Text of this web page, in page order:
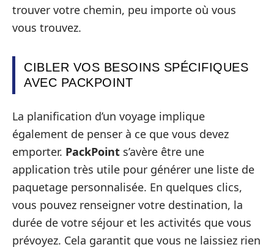
trouver votre chemin, peu importe où vous
vous trouvez.
CIBLER VOS BESOINS SPÉCIFIQUES
AVEC PACKPOINT
La planification d’un voyage implique
également de penser à ce que vous devez
emporter. PackPoint s’avère être une
application très utile pour générer une liste de
paquetage personnalisée. En quelques clics,
vous pouvez renseigner votre destination, la
durée de votre séjour et les activités que vous
prévoyez. Cela garantit que vous ne laissiez rien